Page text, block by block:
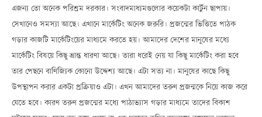
এজন্য তো অনেক পরিশ্রম দরকার। সংবাদমাধ্যমগুলোর কয়েকটা কার্টুন ছাপায়।
সেখানেও সমস্যা আছে। এখানে মার্কেটিং অনেক জরুরি। প্রজন্মের ভিত্তিতে পাঠক
গড়ার কাজটি মার্কেটিংয়ের মাধ্যমে করতে হয়। আমাদের দেশের মানুষের মধ্যে
মার্কেটিং বিষয়ে কিছু ভ্রান্ত ধারণা আছে। তারা ধরেই নেয় যা কিছু মার্কেটিং করা হবে
তার পেছনে বাণিজ্যিক কোনো উদ্দেশ্য আছে। এটা সত্য না। মানুষের কাছে কিছু
উপস্থাপন করার একটা প্রক্রিয়াও এটা। এখন আমাদের তরুণ প্রজন্মকে নিয়ে কাজ করে
যেতে হবে। কারণ তরুণ প্রজন্মের মধ্যে পাঠাভ্যাস গড়ার মাধ্যমে তাদের বিকাশ